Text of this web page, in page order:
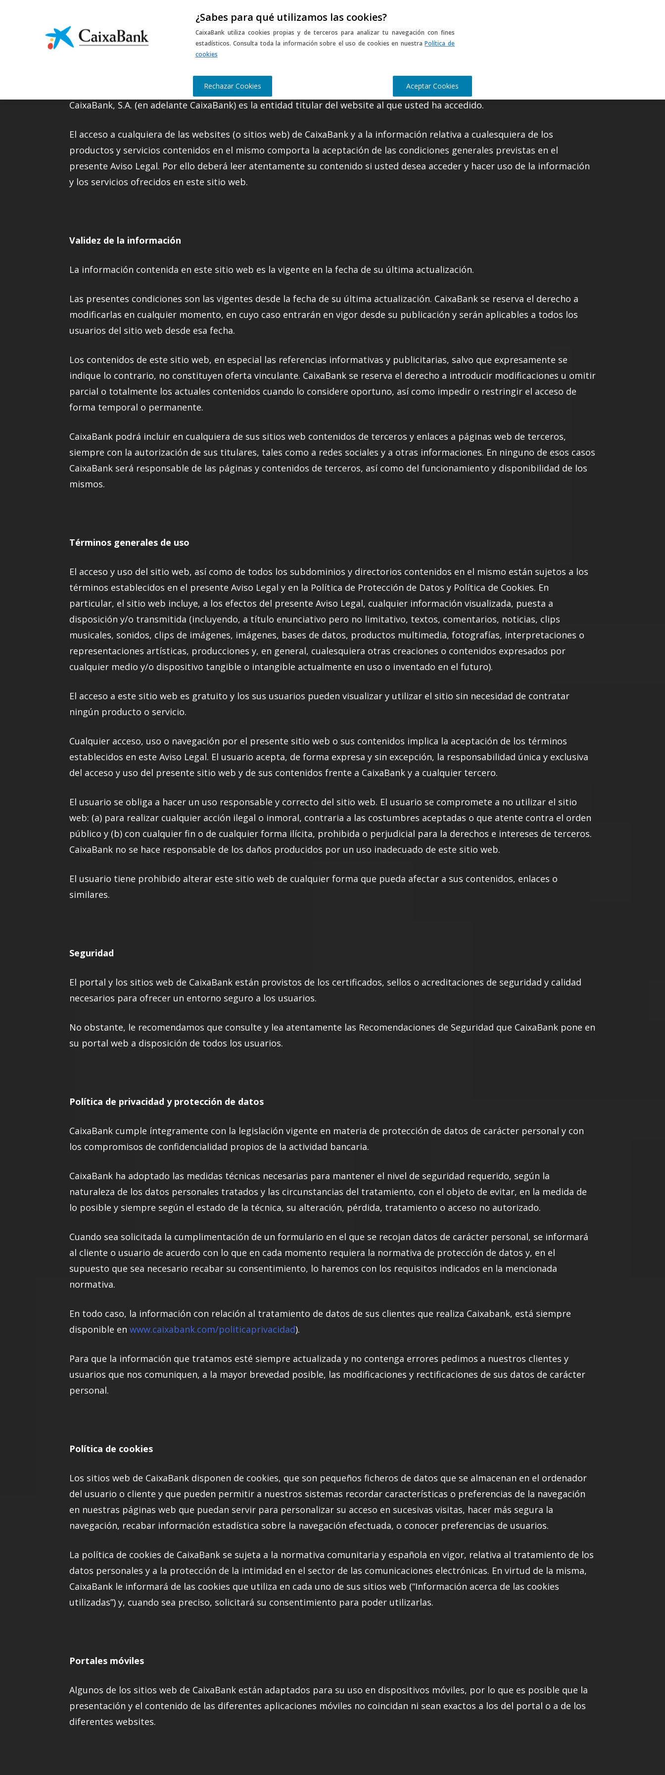
¿Sabes para qué utilizamos las cookies?
CaixaBank utiliza cookies propias y de terceros para analizar tu navegación con fines
estadísticos. Consulta toda la información sobre el uso de cookies en nuestraPolítica de
cookies
Rechazar Cookies Aceptar Cookies
Music Sports Gastro Culture Late Más historias
Información legal del portal web
CaixaBank, S.A. (en adelante CaixaBank) es la entidad titular del website al que usted ha accedido.
El acceso a cualquiera de las websites (o sitios web) de CaixaBank y a la información relativa a cualesquiera de los
productos y servicios contenidos en el mismo comporta la aceptación de las condiciones generales previstas en el
presente Aviso Legal. Por ello deberá leer atentamente su contenido si usted desea acceder y hacer uso de la información
y los servicios ofrecidos en este sitio web.
Validez de la información
La información contenida en este sitio web es la vigente en la fecha de su última actualización.
Las presentes condiciones son las vigentes desde la fecha de su última actualización. CaixaBank se reserva el derecho a
modificarlas en cualquier momento, en cuyo caso entrarán en vigor desde su publicación y serán aplicables a todos los
usuarios del sitio web desde esa fecha.
Los contenidos de este sitio web, en especial las referencias informativas y publicitarias, salvo que expresamente se
indique lo contrario, no constituyen oferta vinculante. CaixaBank se reserva el derecho a introducir modificaciones u omitir
parcial o totalmente los actuales contenidos cuando lo considere oportuno, así como impedir o restringir el acceso de
forma temporal o permanente.
CaixaBank podrá incluir en cualquiera de sus sitios web contenidos de terceros y enlaces a páginas web de terceros,
siempre con la autorización de sus titulares, tales como a redes sociales y a otras informaciones. En ninguno de esos casos
CaixaBank será responsable de las páginas y contenidos de terceros, así como del funcionamiento y disponibilidad de los
mismos.
Términos generales de uso
El acceso y uso del sitio web, así como de todos los subdominios y directorios contenidos en el mismo están sujetos a los
términos establecidos en el presente Aviso Legal y en la Política de Protección de Datos y Política de Cookies. En
particular, el sitio web incluye, a los efectos del presente Aviso Legal, cualquier información visualizada, puesta a
disposición y/o transmitida (incluyendo, a título enunciativo pero no limitativo, textos, comentarios, noticias, clips
musicales, sonidos, clips de imágenes, imágenes, bases de datos, productos multimedia, fotografías, interpretaciones o
representaciones artísticas, producciones y, en general, cualesquiera otras creaciones o contenidos expresados por
cualquier medio y/o dispositivo tangible o intangible actualmente en uso o inventado en el futuro).
El acceso a este sitio web es gratuito y los sus usuarios pueden visualizar y utilizar el sitio sin necesidad de contratar
ningún producto o servicio.
Cualquier acceso, uso o navegación por el presente sitio web o sus contenidos implica la aceptación de los términos
establecidos en este Aviso Legal. El usuario acepta, de forma expresa y sin excepción, la responsabilidad única y exclusiva
del acceso y uso del presente sitio web y de sus contenidos frente a CaixaBank y a cualquier tercero.
El usuario se obliga a hacer un uso responsable y correcto del sitio web. El usuario se compromete a no utilizar el sitio
web: (a) para realizar cualquier acción ilegal o inmoral, contraria a las costumbres aceptadas o que atente contra el orden
público y (b) con cualquier fin o de cualquier forma ilícita, prohibida o perjudicial para la derechos e intereses de terceros.
CaixaBank no se hace responsable de los daños producidos por un uso inadecuado de este sitio web.
El usuario tiene prohibido alterar este sitio web de cualquier forma que pueda afectar a sus contenidos, enlaces o
similares.
Seguridad
El portal y los sitios web de CaixaBank están provistos de los certificados, sellos o acreditaciones de seguridad y calidad
necesarios para ofrecer un entorno seguro a los usuarios.
No obstante, le recomendamos que consulte y lea atentamente las Recomendaciones de Seguridad que CaixaBank pone en
su portal web a disposición de todos los usuarios.
Política de privacidad y protección de datos
CaixaBank cumple íntegramente con la legislación vigente en materia de protección de datos de carácter personal y con
los compromisos de confidencialidad propios de la actividad bancaria.
CaixaBank ha adoptado las medidas técnicas necesarias para mantener el nivel de seguridad requerido, según la
naturaleza de los datos personales tratados y las circunstancias del tratamiento, con el objeto de evitar, en la medida de
lo posible y siempre según el estado de la técnica, su alteración, pérdida, tratamiento o acceso no autorizado.
Cuando sea solicitada la cumplimentación de un formulario en el que se recojan datos de carácter personal, se informará
al cliente o usuario de acuerdo con lo que en cada momento requiera la normativa de protección de datos y, en el
supuesto que sea necesario recabar su consentimiento, lo haremos con los requisitos indicados en la mencionada
normativa.
En todo caso, la información con relación al tratamiento de datos de sus clientes que realiza Caixabank, está siempre
disponible en www.caixabank.com/politicaprivacidad).
Para que la información que tratamos esté siempre actualizada y no contenga errores pedimos a nuestros clientes y
usuarios que nos comuniquen, a la mayor brevedad posible, las modificaciones y rectificaciones de sus datos de carácter
personal.
Política de cookies
Los sitios web de CaixaBank disponen de cookies, que son pequeños ficheros de datos que se almacenan en el ordenador
del usuario o cliente y que pueden permitir a nuestros sistemas recordar características o preferencias de la navegación
en nuestras páginas web que puedan servir para personalizar su acceso en sucesivas visitas, hacer más segura la
navegación, recabar información estadística sobre la navegación efectuada, o conocer preferencias de usuarios.
La política de cookies de CaixaBank se sujeta a la normativa comunitaria y española en vigor, relativa al tratamiento de los
datos personales y a la protección de la intimidad en el sector de las comunicaciones electrónicas. En virtud de la misma,
CaixaBank le informará de las cookies que utiliza en cada uno de sus sitios web (“Información acerca de las cookies
utilizadas”) y, cuando sea preciso, solicitará su consentimiento para poder utilizarlas.
Portales móviles
Algunos de los sitios web de CaixaBank están adaptados para su uso en dispositivos móviles, por lo que es posible que la
presentación y el contenido de las diferentes aplicaciones móviles no coincidan ni sean exactos a los del portal o a de los
diferentes websites.